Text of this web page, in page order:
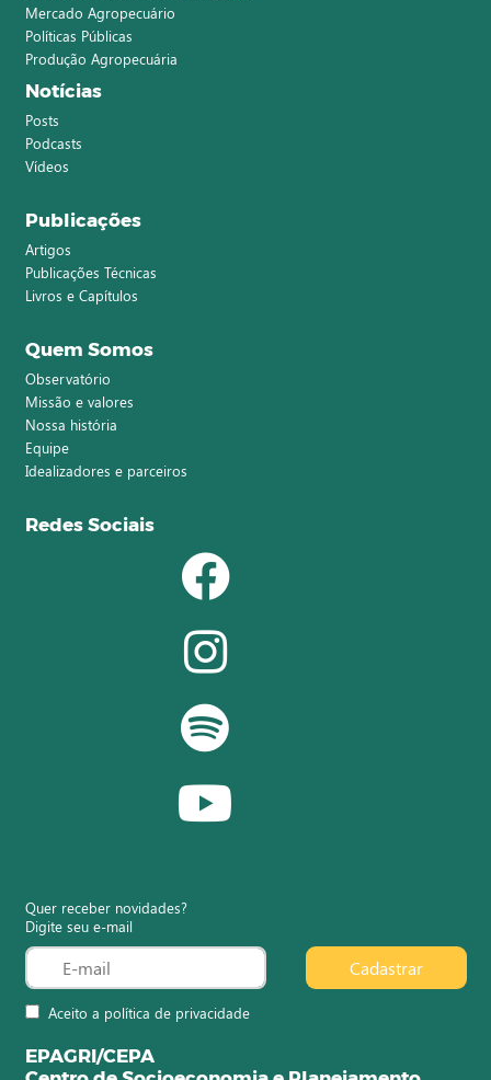
Mercado Agropecuário
Políticas Públicas
Produção Agropecuária
Notícias
Posts
Podcasts
Vídeos
Publicações
Artigos
Publicações Técnicas
Livros e Capítulos
Quem Somos
Observatório
Missão e valores
Nossa história
Equipe
Idealizadores e parceiros
Redes Sociais
Quer receber novidades?
Digite seu e-mail
Aceito a política de privacidade
Cadastrar
EPAGRI/CEPA